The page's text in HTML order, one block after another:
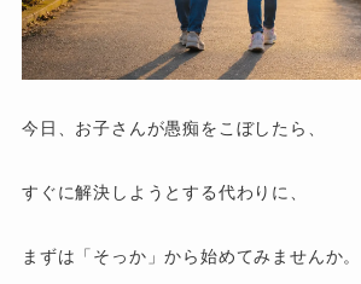
今日、お子さんが愚痴をこぼしたら、
すぐに解決しようとする代わりに、
まずは「そっか」から始めてみませんか。